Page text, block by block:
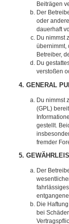
Beiträgen
Der
oder
dauerhaft
Du nimmst
übernimmt,
Betreiber,
Du
verstoßen
4. GENERAL
Du nimmst
(GPL)
gestellt.
fremder
5.
Der
Die
bei